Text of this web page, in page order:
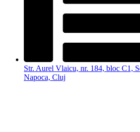
Str. Aurel Vlaicu, nr. 184, bloc C1,
Napoca, Cluj